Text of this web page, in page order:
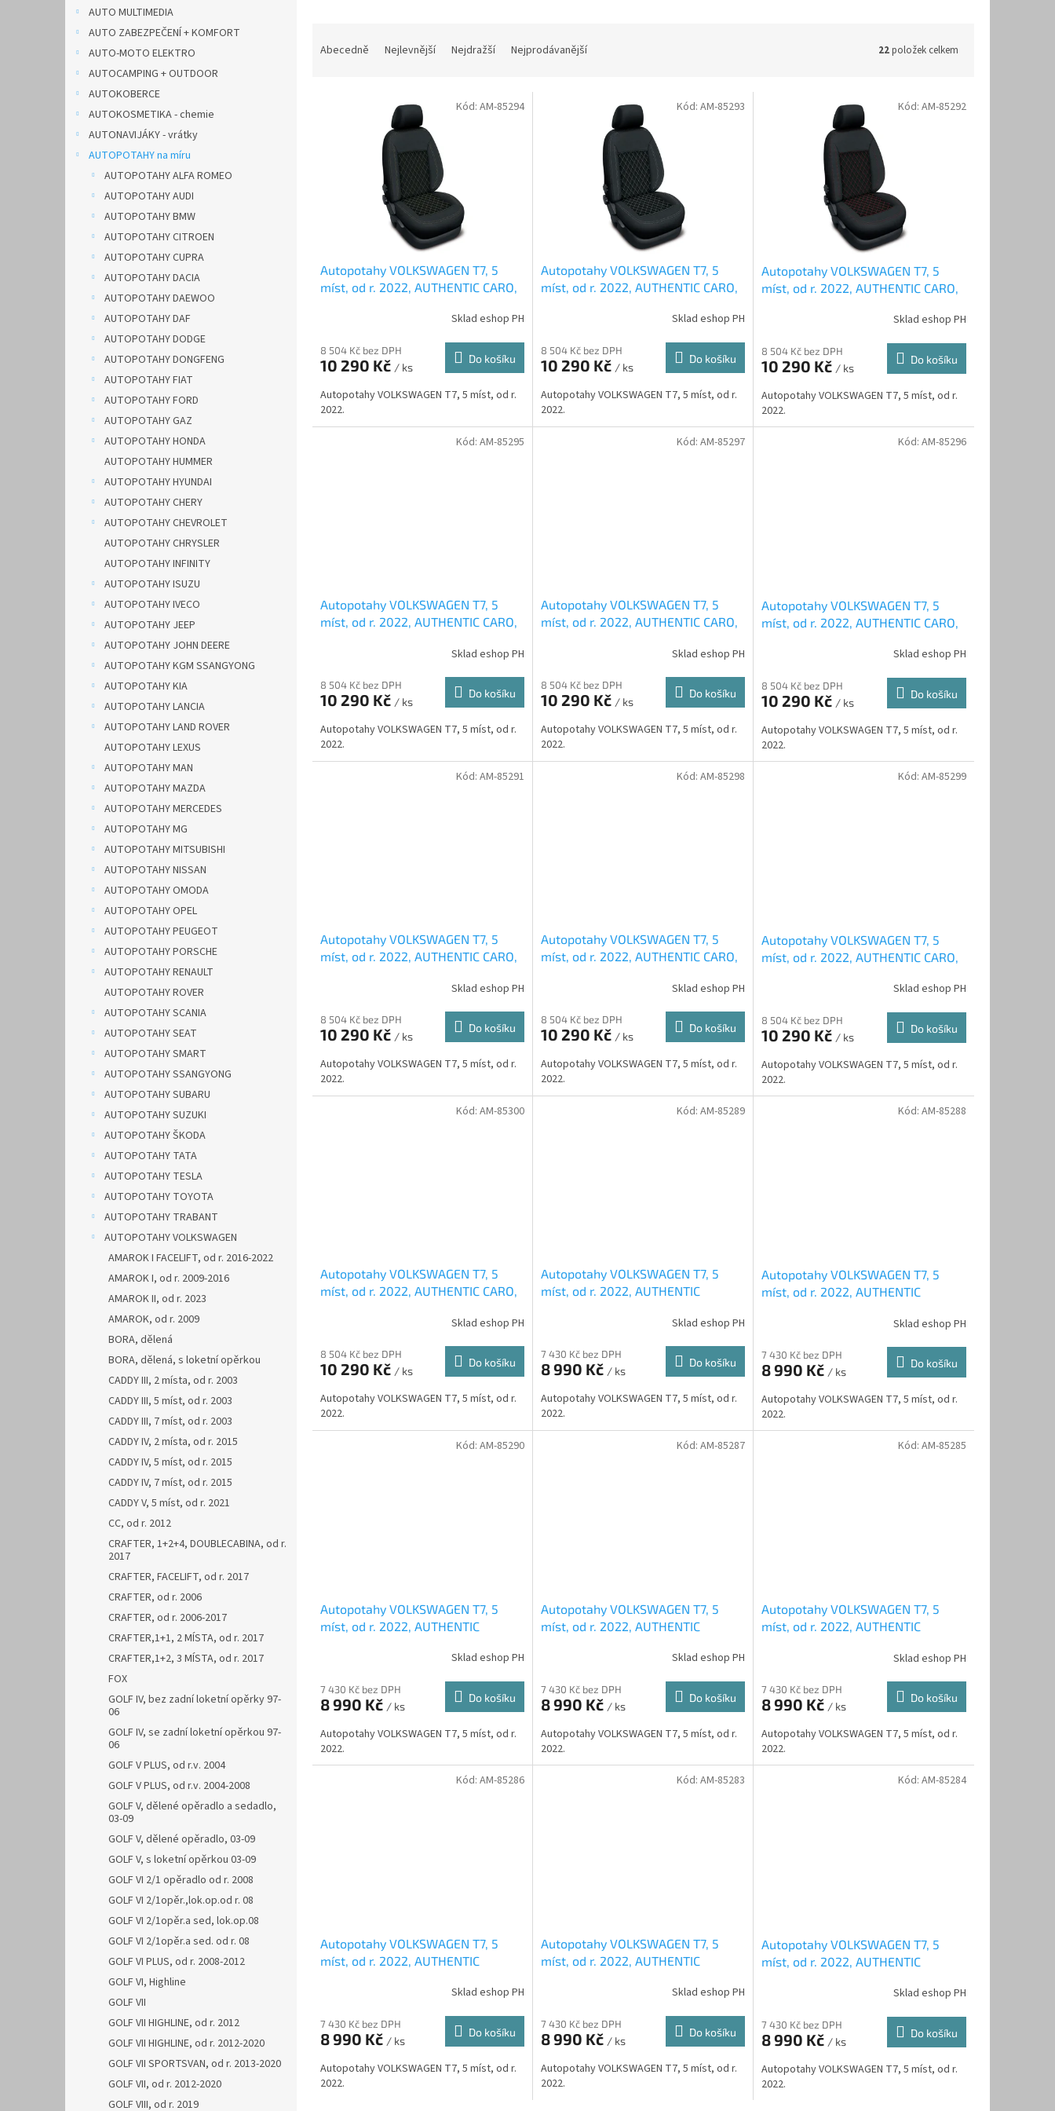
AUTO MULTIMEDIA
AUTO ZABEZPEČENÍ + KOMFORT
AUTO-MOTO ELEKTRO
AUTOCAMPING + OUTDOOR
AUTOKOBERCE
AUTOKOSMETIKA - chemie
AUTONAVIJÁKY - vrátky
AUTOPOTAHY na míru
AUTOPOTAHY ALFA ROMEO
AUTOPOTAHY AUDI
AUTOPOTAHY BMW
AUTOPOTAHY CITROEN
AUTOPOTAHY CUPRA
AUTOPOTAHY DACIA
AUTOPOTAHY DAEWOO
AUTOPOTAHY DAF
AUTOPOTAHY DODGE
AUTOPOTAHY DONGFENG
AUTOPOTAHY FIAT
AUTOPOTAHY FORD
AUTOPOTAHY GAZ
AUTOPOTAHY HONDA
AUTOPOTAHY HUMMER
AUTOPOTAHY HYUNDAI
AUTOPOTAHY CHERY
AUTOPOTAHY CHEVROLET
AUTOPOTAHY CHRYSLER
AUTOPOTAHY INFINITY
AUTOPOTAHY ISUZU
AUTOPOTAHY IVECO
AUTOPOTAHY JEEP
AUTOPOTAHY JOHN DEERE
AUTOPOTAHY KGM SSANGYONG
AUTOPOTAHY KIA
AUTOPOTAHY LANCIA
AUTOPOTAHY LAND ROVER
AUTOPOTAHY LEXUS
AUTOPOTAHY MAN
AUTOPOTAHY MAZDA
AUTOPOTAHY MERCEDES
AUTOPOTAHY MG
AUTOPOTAHY MITSUBISHI
AUTOPOTAHY NISSAN
AUTOPOTAHY OMODA
AUTOPOTAHY OPEL
AUTOPOTAHY PEUGEOT
AUTOPOTAHY PORSCHE
AUTOPOTAHY RENAULT
AUTOPOTAHY ROVER
AUTOPOTAHY SCANIA
AUTOPOTAHY SEAT
AUTOPOTAHY SMART
AUTOPOTAHY SSANGYONG
AUTOPOTAHY SUBARU
AUTOPOTAHY SUZUKI
AUTOPOTAHY ŠKODA
AUTOPOTAHY TATA
AUTOPOTAHY TESLA
AUTOPOTAHY TOYOTA
AUTOPOTAHY TRABANT
AUTOPOTAHY VOLKSWAGEN
AMAROK I FACELIFT, od r. 2016-2022
AMAROK I, od r. 2009-2016
AMAROK II, od r. 2023
AMAROK, od r. 2009
BORA, dělená
BORA, dělená, s loketní opěrkou
CADDY III, 2 místa, od r. 2003
CADDY III, 5 míst, od r. 2003
CADDY III, 7 míst, od r. 2003
CADDY IV, 2 místa, od r. 2015
CADDY IV, 5 míst, od r. 2015
CADDY IV, 7 míst, od r. 2015
CADDY V, 5 míst, od r. 2021
CC, od r. 2012
CRAFTER, 1+2+4, DOUBLECABINA, od r.
2017
CRAFTER, FACELIFT, od r. 2017
CRAFTER, od r. 2006
CRAFTER, od r. 2006-2017
CRAFTER,1+1, 2 MÍSTA, od r. 2017
CRAFTER,1+2, 3 MÍSTA, od r. 2017
FOX
GOLF IV, bez zadní loketní opěrky 97-
06
GOLF IV, se zadní loketní opěrkou 97-
06
GOLF V PLUS, od r.v. 2004
GOLF V PLUS, od r.v. 2004-2008
GOLF V, dělené opěradlo a sedadlo,
03-09
GOLF V, dělené opěradlo, 03-09
GOLF V, s loketní opěrkou 03-09
GOLF VI 2/1 opěradlo od r. 2008
GOLF VI 2/1opěr.,lok.op.od r. 08
GOLF VI 2/1opěr.a sed, lok.op.08
GOLF VI 2/1opěr.a sed. od r. 08
GOLF VI PLUS, od r. 2008-2012
GOLF VI, Highline
GOLF VII
GOLF VII HIGHLINE, od r. 2012
GOLF VII HIGHLINE, od r. 2012-2020
GOLF VII SPORTSVAN, od r. 2013-2020
GOLF VII, od r. 2012-2020
GOLF VIII, od r. 2019
Abecedně Nejlevnější Nejdražší Nejprodávanější 22položek celkem
Autopotahy VOLKSWAGEN T7, 5
míst, od r. 2022, AUTHENTIC CARO,
Sklad eshop PH
8 504 Kč bez DPH
10 290 Kč / ks
Do košíku
Autopotahy VOLKSWAGEN T7, 5 míst, od r.
2022.
Kód: AM-85294
Autopotahy VOLKSWAGEN T7, 5
míst, od r. 2022, AUTHENTIC CARO,
Sklad eshop PH
8 504 Kč bez DPH
10 290 Kč / ks
Do košíku
Autopotahy VOLKSWAGEN T7, 5 míst, od r.
2022.
Kód: AM-85293
Autopotahy VOLKSWAGEN T7, 5
míst, od r. 2022, AUTHENTIC CARO,
Sklad eshop PH
8 504 Kč bez DPH
10 290 Kč / ks
Do košíku
Autopotahy VOLKSWAGEN T7, 5 míst, od r.
2022.
Kód: AM-85292
Autopotahy VOLKSWAGEN T7, 5
míst, od r. 2022, AUTHENTIC CARO,
Sklad eshop PH
8 504 Kč bez DPH
10 290 Kč / ks
Do košíku
Autopotahy VOLKSWAGEN T7, 5 míst, od r.
2022.
Kód: AM-85295
Autopotahy VOLKSWAGEN T7, 5
míst, od r. 2022, AUTHENTIC CARO,
Sklad eshop PH
8 504 Kč bez DPH
10 290 Kč / ks
Do košíku
Autopotahy VOLKSWAGEN T7, 5 míst, od r.
2022.
Kód: AM-85297
Autopotahy VOLKSWAGEN T7, 5
míst, od r. 2022, AUTHENTIC CARO,
Sklad eshop PH
8 504 Kč bez DPH
10 290 Kč / ks
Do košíku
Autopotahy VOLKSWAGEN T7, 5 míst, od r.
2022.
Kód: AM-85296
Autopotahy VOLKSWAGEN T7, 5
míst, od r. 2022, AUTHENTIC CARO,
Sklad eshop PH
8 504 Kč bez DPH
10 290 Kč / ks
Do košíku
Autopotahy VOLKSWAGEN T7, 5 míst, od r.
2022.
Kód: AM-85291
Autopotahy VOLKSWAGEN T7, 5
míst, od r. 2022, AUTHENTIC CARO,
Sklad eshop PH
8 504 Kč bez DPH
10 290 Kč / ks
Do košíku
Autopotahy VOLKSWAGEN T7, 5 míst, od r.
2022.
Kód: AM-85298
Autopotahy VOLKSWAGEN T7, 5
míst, od r. 2022, AUTHENTIC CARO,
Sklad eshop PH
8 504 Kč bez DPH
10 290 Kč / ks
Do košíku
Autopotahy VOLKSWAGEN T7, 5 míst, od r.
2022.
Kód: AM-85299
Autopotahy VOLKSWAGEN T7, 5
míst, od r. 2022, AUTHENTIC CARO,
Sklad eshop PH
8 504 Kč bez DPH
10 290 Kč / ks
Do košíku
Autopotahy VOLKSWAGEN T7, 5 míst, od r.
2022.
Kód: AM-85300
Autopotahy VOLKSWAGEN T7, 5
míst, od r. 2022, AUTHENTIC
Sklad eshop PH
7 430 Kč bez DPH
8 990 Kč / ks
Do košíku
Autopotahy VOLKSWAGEN T7, 5 míst, od r.
2022.
Kód: AM-85289
Autopotahy VOLKSWAGEN T7, 5
míst, od r. 2022, AUTHENTIC
Sklad eshop PH
7 430 Kč bez DPH
8 990 Kč / ks
Do košíku
Autopotahy VOLKSWAGEN T7, 5 míst, od r.
2022.
Kód: AM-85288
Autopotahy VOLKSWAGEN T7, 5
míst, od r. 2022, AUTHENTIC
Sklad eshop PH
7 430 Kč bez DPH
8 990 Kč / ks
Do košíku
Autopotahy VOLKSWAGEN T7, 5 míst, od r.
2022.
Kód: AM-85290
Autopotahy VOLKSWAGEN T7, 5
míst, od r. 2022, AUTHENTIC
Sklad eshop PH
7 430 Kč bez DPH
8 990 Kč / ks
Do košíku
Autopotahy VOLKSWAGEN T7, 5 míst, od r.
2022.
Kód: AM-85287
Autopotahy VOLKSWAGEN T7, 5
míst, od r. 2022, AUTHENTIC
Sklad eshop PH
7 430 Kč bez DPH
8 990 Kč / ks
Do košíku
Autopotahy VOLKSWAGEN T7, 5 míst, od r.
2022.
Kód: AM-85285
Autopotahy VOLKSWAGEN T7, 5
míst, od r. 2022, AUTHENTIC
Sklad eshop PH
7 430 Kč bez DPH
8 990 Kč / ks
Do košíku
Autopotahy VOLKSWAGEN T7, 5 míst, od r.
2022.
Kód: AM-85286
Autopotahy VOLKSWAGEN T7, 5
míst, od r. 2022, AUTHENTIC
Sklad eshop PH
7 430 Kč bez DPH
8 990 Kč / ks
Do košíku
Autopotahy VOLKSWAGEN T7, 5 míst, od r.
2022.
Kód: AM-85283
Autopotahy VOLKSWAGEN T7, 5
míst, od r. 2022, AUTHENTIC
Sklad eshop PH
7 430 Kč bez DPH
8 990 Kč / ks
Do košíku
Autopotahy VOLKSWAGEN T7, 5 míst, od r.
2022.
Kód: AM-85284